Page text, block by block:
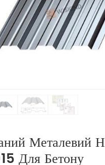
Металевий
Для Бетону